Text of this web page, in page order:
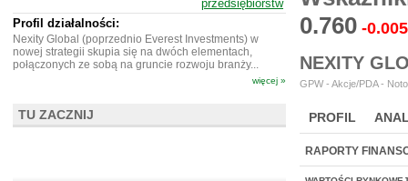
0.760 -0.005
NEXITY
GPW - Akcje/PDA -
PROFIL
BR LAB
RAPORTY
przedsiębiorstw
Profil działalności:
Nexity Global (poprzednio Everest Investments) w
nowej strategii skupia się na dwóch elementach,
połączonych ze sobą na gruncie rozwoju branży...
więcej »
TU ZACZNIJ